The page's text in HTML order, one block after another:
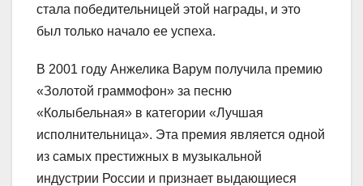
стала победительницей этой награды, и это
был только начало ее успеха.
В 2001 году Анжелика Варум получила премию
«Золотой граммофон» за песню
«Колыбельная» в категории «Лучшая
исполнительница». Эта премия является одной
из самых престижных в музыкальной
индустрии России и признает выдающиеся